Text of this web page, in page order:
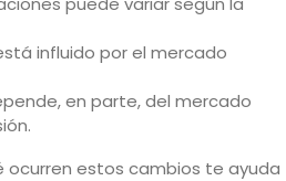
influido por el mercado
en parte, del mercado
ocurren estos cambios te ayuda